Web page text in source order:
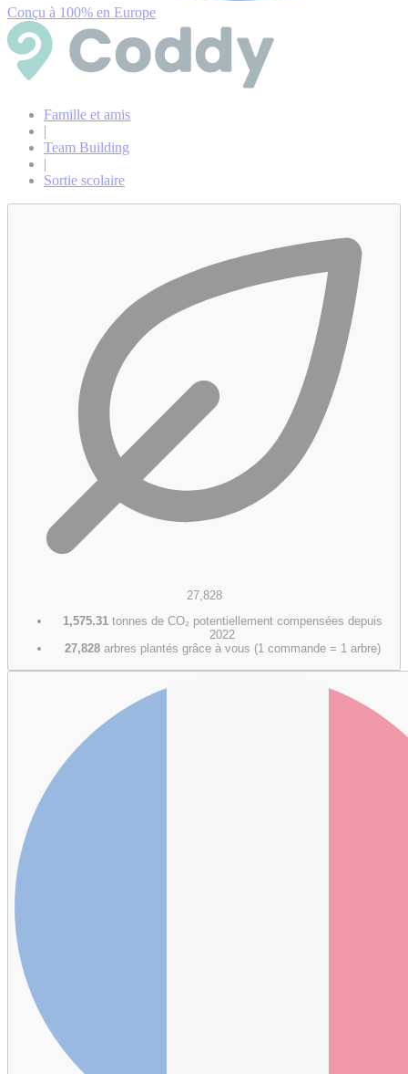
Conçu à 100% en Europe
Famille et amis
|
Team Building
|
Sortie scolaire
27,828
1,575.31tonnes de CO₂ potentiellement compensées depuis
2022
27,828 arbres plantés grâce à vous (1 commande = 1 arbre)